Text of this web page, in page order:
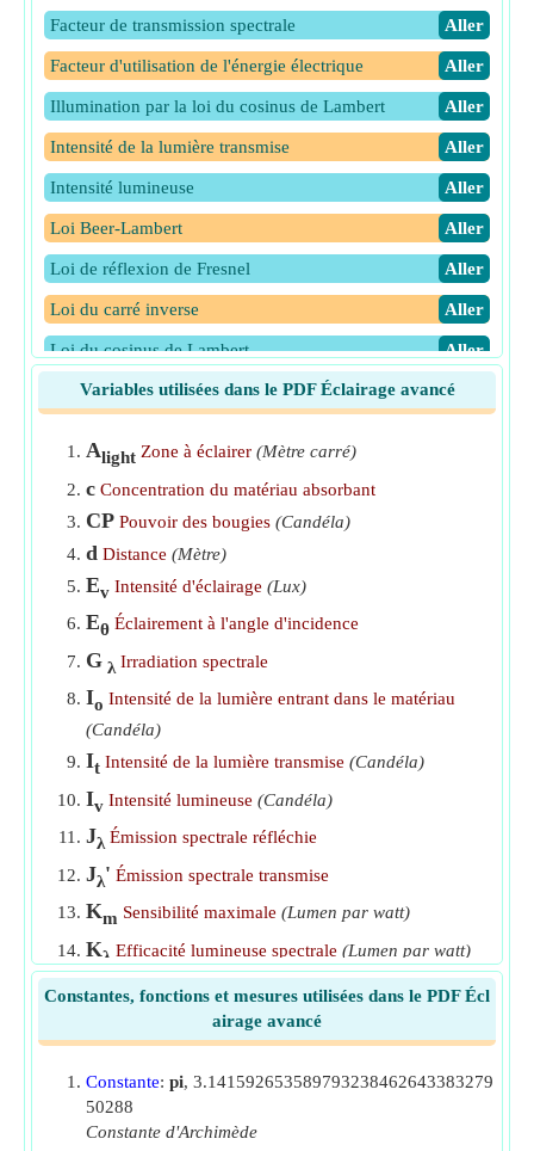
Facteur de transmission spectrale ​Aller
Facteur d'utilisation de l'énergie électrique ​Aller
Illumination par la loi du cosinus de Lambert ​Aller
Intensité de la lumière transmise ​Aller
Intensité lumineuse ​Aller
Loi Beer-Lambert ​Aller
Loi de réflexion de Fresnel ​Aller
Loi du carré inverse ​Aller
Loi du cosinus de Lambert ​Aller
Luminance pour les surfaces lambertiennes ​Aller
Variables utilisées dans le PDF Éclairage avancé
Alight Zone à éclairer (Mètre carré)
c Concentration du matériau absorbant
CP Pouvoir des bougies (Candéla)
d Distance (Mètre)
Ev Intensité d'éclairage (Lux)
Eθ Éclairement à l'angle d'incidence
G λ Irradiation spectrale
Io Intensité de la lumière entrant dans le matériau
(Candéla)
It Intensité de la lumière transmise (Candéla)
Iv Intensité lumineuse (Candéla)
Jλ Émission spectrale réfléchie
Jλ' Émission spectrale transmise
Km Sensibilité maximale (Lumen par watt)
Kλ Efficacité lumineuse spectrale (Lumen par watt)
L Longueur d'éclairage (Mètre)
Lumen émis par la source (Candéla)
Lv Luminance
Lm Lumen (Candela Steradian)
Constantes, fonctions et mesures utilisées dans le PDF Écl
airage avancé
Constante: pi, 3.141592653589793238462643383279
50288
Constante d'Archimède